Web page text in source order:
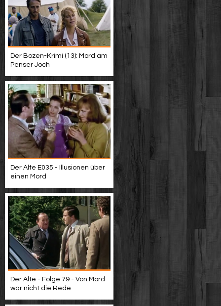
Der Bozen-Krimi (13): Mord am
Penser Joch
Der Alte E035 - Illusionen über
einen Mord
Der Alte - Folge 79 - Von Mord
war nicht die Rede